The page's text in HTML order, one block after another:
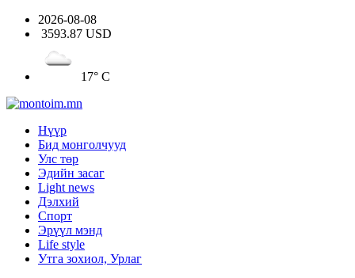
2026-08-08
3593.87 USD
17° C
Нүүр
Бид монголчууд
Улс төр
Эдийн засаг
Light news
Дэлхий
Спорт
Эрүүл мэнд
Life style
Утга зохиол, Урлаг